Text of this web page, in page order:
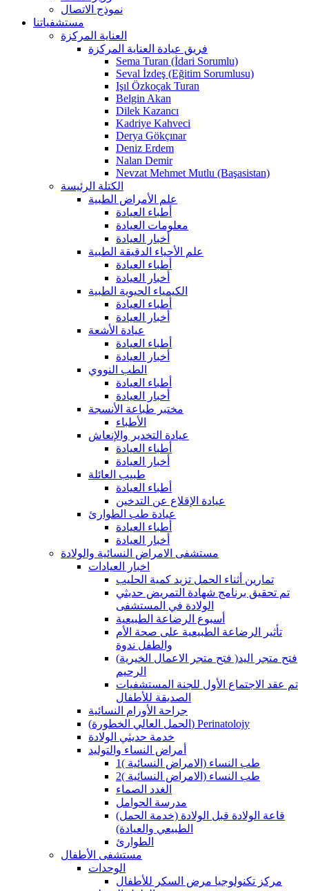
نموذج الاتصال
مستشفياتنا
العناية المركزة
فريق عيادة العناية المركزة
Sema Turan (İdari Sorumlu)
Seval İzdeş (Eğitim Sorumlusu)
Işıl Özkoçak Turan
Belgin Akan
Dilek Kazancı
Kadriye Kahveci
Derya Gökçınar
Deniz Erdem
Nalan Demir
Nevzat Mehmet Mutlu (Başasistan)
الكتلة الرئيسة
علم الأمراض الطبية
أطباء العيادة
معلومات العيادة
أخبار العيادة
علم الأحياء الدقيقة الطبية
أطباء العيادة
أخبار العيادة
الكيمياء الحيوية الطبية
أطباء العيادة
أخبار العيادة
عيادة الأشعة
أطباء العيادة
أخبار العيادة
الطب النووي
أطباء العيادة
أخبار العيادة
مختبر طباعة الأنسجة
الأطباء
عيادة التخدير والإنعاش
أطباء العيادة
أخبار العيادة
طبيب العائلة
أطباء العيادة
عيادة الإقلاع عن التدخين
عيادة طب الطوارئ
أطباء العيادة
أخبار العيادة
مستشفى الامراض النسائية والولادة
اخبار العيادات
تمارين أثناء الحمل تزيد كمية الحليب
تم تحقيق برنامج شهادة التمريض حديثي
الولادة في المستشفى
أسبوع الرضاعة الطبيعية
تأثير الرضاعة الطبيعية على صحة الأم
والطفل ندوة
(فتح متجر الاعمال الخيرية )فتح متجر اليد
الرحيم
تم عقد الاجتماع الأول للجنة المستشفيات
الصديقة للأطفال
جراحة الأورام النسائية
(الحمل العالي الخطورة) Perinatolojy
خدمة حديثي الولادة
أمراض النساء والتوليد
طب النساء (الامراض النسائية )1
طب النساء (الامراض النسائية )2
الغدد الصماء
مدرسة الحوامل
(قاعة الولادة قبل الولادة (خدمة الحمل
الطبيعي والعيادة)
الطوارئ
مستشفى الأطفال
الوحدات
مركز تكنولوجيا مرض السكر للأطفال